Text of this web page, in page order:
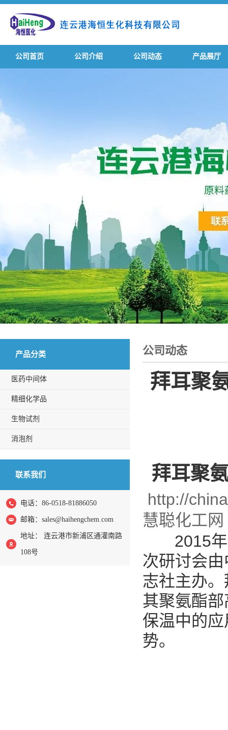
公司首页 公司介绍 公司动态 产品展厅
产品分类
医药中间体
精细化学品
生物试剂
消泡剂
联系我们
电话：86-0518-81886050
邮箱： sales@haihengchem.com
地址： 连云港市新浦区通灌南路
108号
公司动态
拜耳聚
拜耳聚
http://
慧聪化工网
2015年
次研讨会
志社主办
其聚氨酯
保温中的
势。